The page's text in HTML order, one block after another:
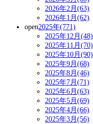
2026年2月(63)
2026年1月(62)
open2025年(771)
2025年12月(48)
2025年11月(70)
2025年10月(90)
2025年9月(68)
2025年8月(46)
2025年7月(71)
2025年6月(63)
2025年5月(69)
2025年4月(66)
2025年3月(56)